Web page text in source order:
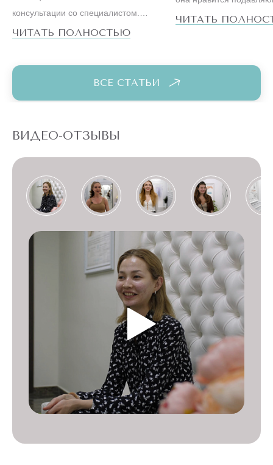
консультации со специалистом.
Ведущие косметологи настаивают на
например, подмышек, лучше оставить
на первые дни после менструации.
ЧИТАТЬ ПОЛНОСТЬЮ
большинству мужчин.
вели наши мамы и
ЧИТАТЬ
ВСЕ СТАТЬИ
ВИДЕО-ОТЗЫВЫ